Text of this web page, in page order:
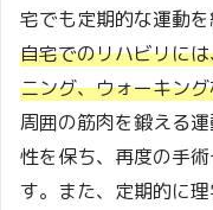
宅でも定期的な運動を
自宅でのリハビリに
ニング、ウォーキン
周囲の筋肉を鍛える
性を保ち、再度の手
す。また、定期的に